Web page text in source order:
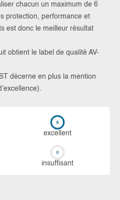
chacun un maximum de 6
protection, performance et
est donc le meilleur résultat
obtient le label de qualité AV-
décerne en plus la mention
ex­cellent
in­suf­fi­sant